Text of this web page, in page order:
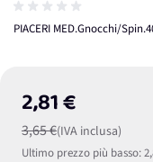
PIACERI MED.Gnocchi/
2,81 €
3,65 €(IVA inclusa)
Ultimo prezzo più basso: